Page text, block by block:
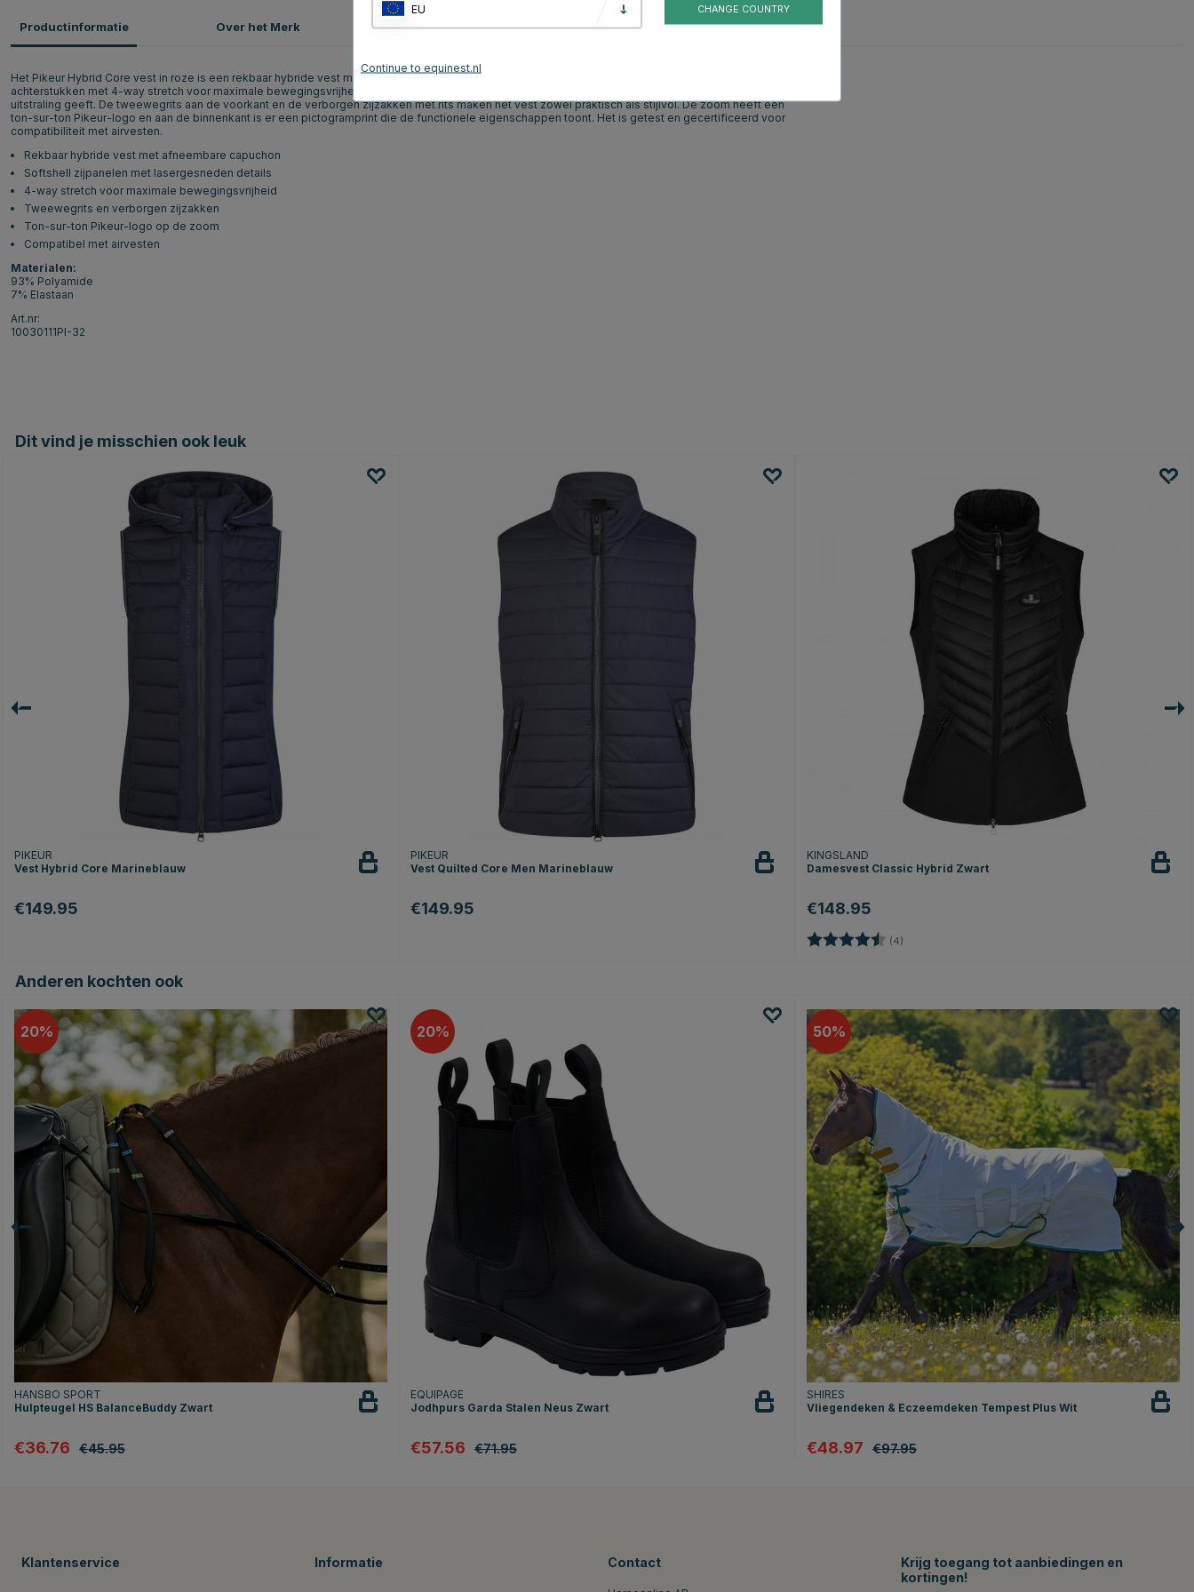
Productinformatie
Het Pikeur Hybrid Core vest in roze is een rekbaar hybride vest met een afneembare capuchon. Het heeft softshell zijpanelen en voor- en
achterstukken met 4-way stretch voor maximale bewegingsvrijheid. Lasergesneden details sieren de zijpanelen en capuchon, wat een moderne
uitstraling geeft. De tweewegrits aan de voorkant en de verborgen zijzakken met rits maken het vest zowel praktisch als stijlvol. De zoom heeft een
ton-sur-ton Pikeur-logo en aan de binnenkant is er een pictogramprint die de functionele eigenschappen toont. Het is getest en gecertificeerd voor
compatibiliteit met airvesten.
Rekbaar hybride vest met afneembare capuchon
Softshell zijpanelen met lasergesneden details
4-way stretch voor maximale bewegingsvrijheid
Tweewegrits en verborgen zijzakken
Ton-sur-ton Pikeur-logo op de zoom
Compatibel met airvesten
Materialen:
93% Polyamide
7% Elastaan
Art.nr:
10030111PI-32
Over het Merk Productbeoordelingen
Dit vind je misschien ook leuk
PIKEUR
Vest Hybrid Core Marineblauw
€149.95
PIKEUR
Vest Quilted Core Men Marineblauw
€149.95
KINGSLAND
Damesvest Classic Hybrid Zwart
€148.95
Beoordeling: (4)
Anderen kochten ook
20
HANSBO SPORT
Hulpteugel HS BalanceBuddy Zwart
€36.76 €45.95
20
EQUIPAGE
Jodhpurs Garda Stalen Neus Zwart
€57.56 €71.95
50
SHIRES
Vliegendeken & Eczeemdeken Tempest Plus Wit
€48.97 €97.95
Klantenservice Informatie Contact
Krijg toegang tot aanbiedingen en
kortingen!
EU CHANGE COUNTRY
Continue to equinest.nl